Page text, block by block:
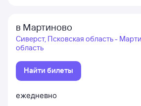
в Мартиново
Сиверст, Псковская область -
область
Найти билеты
ежедневно